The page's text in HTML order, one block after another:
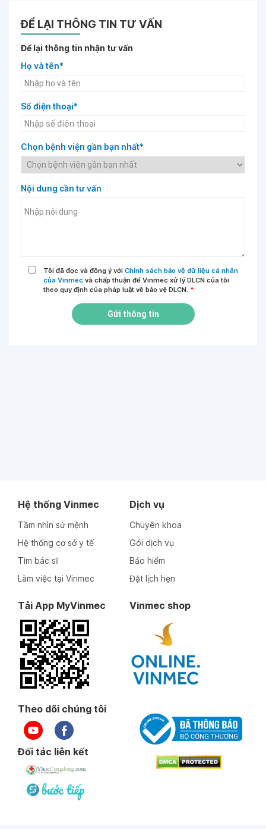
ĐỂ LẠI THÔNG TIN TƯ VẤN
Để lại thông tin nhận tư vấn
Họ và tên*
Số điện thoại*
Chọn bệnh viện gần bạn nhất*
Nội dung cần tư vấn
Tôi đã đọc và đồng ý với Chính sách bảo vệ dữ liệu cá nhân
của Vinmec và chấp thuận để Vinmec xử lý DLCN của tôi
theo quy định của pháp luật về bảo vệ DLCN. *
Gửi thông tin
Hệ thống Vinmec
Tầm nhìn sứ mệnh
Hệ thống cơ sở y tế
Tìm bác sĩ
Làm việc tại Vinmec
Dịch vụ
Chuyên khoa
Gói dịch vụ
Bảo hiểm
Đặt lịch hẹn
Tải App MyVinmec Vinmec shop
Theo dõi chúng tôi
Đối tác liên kết